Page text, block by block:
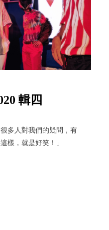
輯四
多人對我們的疑問，有
樣，就是好笑！」